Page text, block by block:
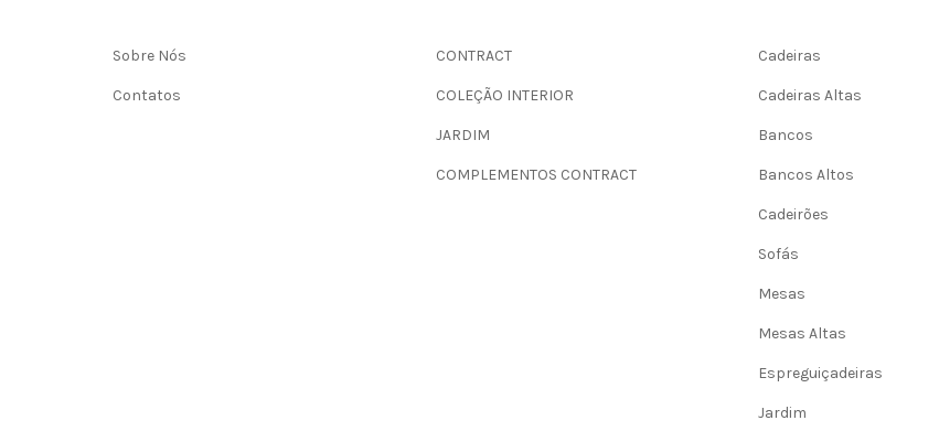
Sobre Nós
Contatos
CONTRACT
COLEÇÃO INTERIOR
JARDIM
COMPLEMENTOS CONTRACT
Cadeiras
Cadeiras Altas
Bancos
Bancos Altos
Cadeirões
Sofás
Mesas
Mesas Altas
Espreguiçadeiras
Jardim